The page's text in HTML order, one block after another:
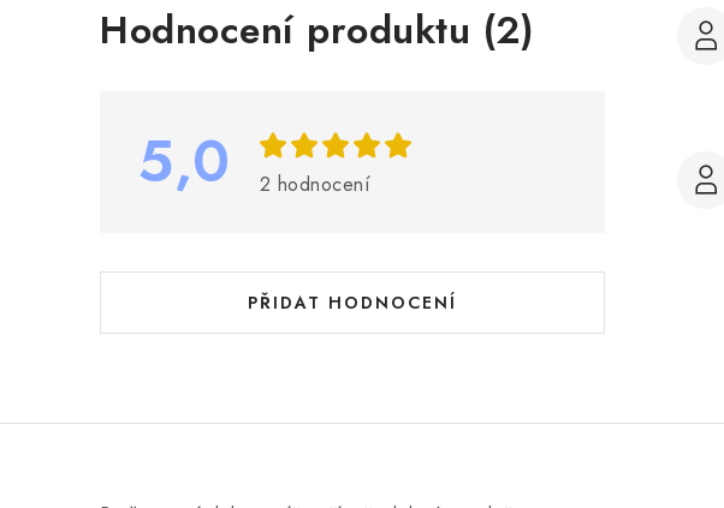
Hodnocení produktu (2)
5,0 2 hodnocení
PŘIDAT HODNOCENÍ
V
o
n
c